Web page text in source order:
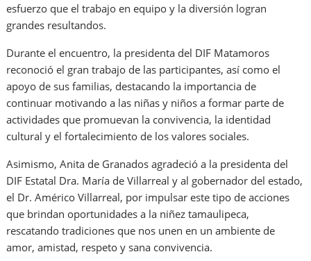
esfuerzo que el trabajo en equipo y la diversión logran
grandes resultandos.
Durante el encuentro, la presidenta del DIF Matamoros
reconoció el gran trabajo de las participantes, así como el
apoyo de sus familias, destacando la importancia de
continuar motivando a las niñas y niños a formar parte de
actividades que promuevan la convivencia, la identidad
cultural y el fortalecimiento de los valores sociales.
Asimismo, Anita de Granados agradeció a la presidenta del
DIF Estatal Dra. María de Villarreal y al gobernador del estado,
el Dr. Américo Villarreal, por impulsar este tipo de acciones
que brindan oportunidades a la niñez tamaulipeca,
rescatando tradiciones que nos unen en un ambiente de
amor, amistad, respeto y sana convivencia.